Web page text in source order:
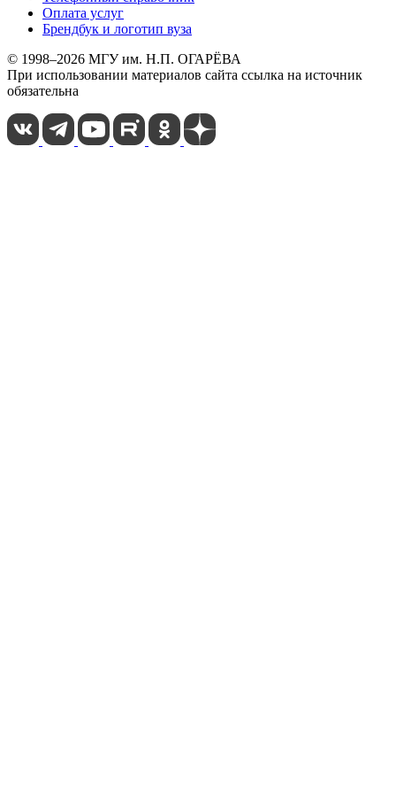
Оплата услуг
Брендбук и логотип вуза
© 1998–2026 МГУ им. Н.П. ОГАРЁВА
При использовании материалов сайта ссылка на источник
обязательна